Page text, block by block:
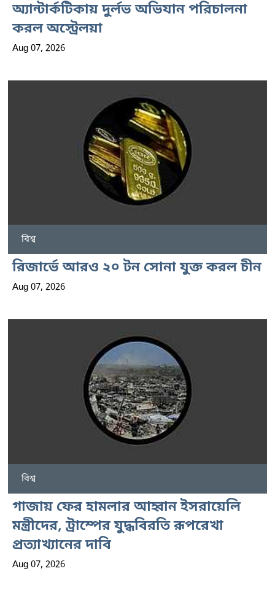
অ্যান্টার্কটিকায় দুর্লভ অভিযান পরিচালনা
করল অস্ট্রেলয়া
Aug 07, 2026
বিশ্ব
রিজার্ভে আরও ২০ টন সোনা যুক্ত করল চীন
Aug 07, 2026
বিশ্ব
গাজায় ফের হামলার আহ্বান ইসরায়েলি
মন্ত্রীদের, ট্রাম্পের যুদ্ধবিরতি রূপরেখা
প্রত্যাখ্যানের দাবি
Aug 07, 2026